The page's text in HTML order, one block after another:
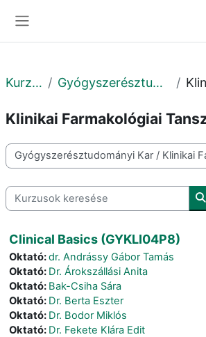
Kurzusok Gyógyszerésztudományi Kar
Klinikai Farmakológiai
Kurzuskategóriák
Kurzusok keresése
Clinical Basics (GYKLI04P8)
Oktató:dr. Andrássy Gábor Tamás
Oktató: Dr. Árokszállási Anita
Oktató: Bak-Csiha Sára
Oktató: Dr. Berta Eszter
Oktató: Dr. Bodor Miklós
Oktató: Dr. Fekete Klára Edit